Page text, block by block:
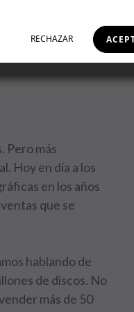
RECHAZAR
la
Pero más
Hoy en día a los
en los años
que se
hablando de
de discos. No
más de 50